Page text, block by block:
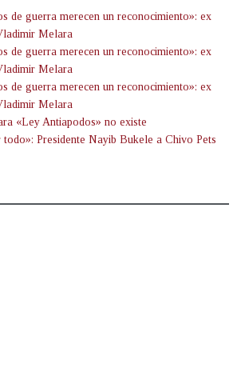
de guerra merecen un reconocimiento»: ex
Melara
de guerra merecen un reconocimiento»: ex
Melara
de guerra merecen un reconocimiento»: ex
Melara
«Ley Antiapodos» no existe
todo»: Presidente Nayib Bukele a Chivo Pets